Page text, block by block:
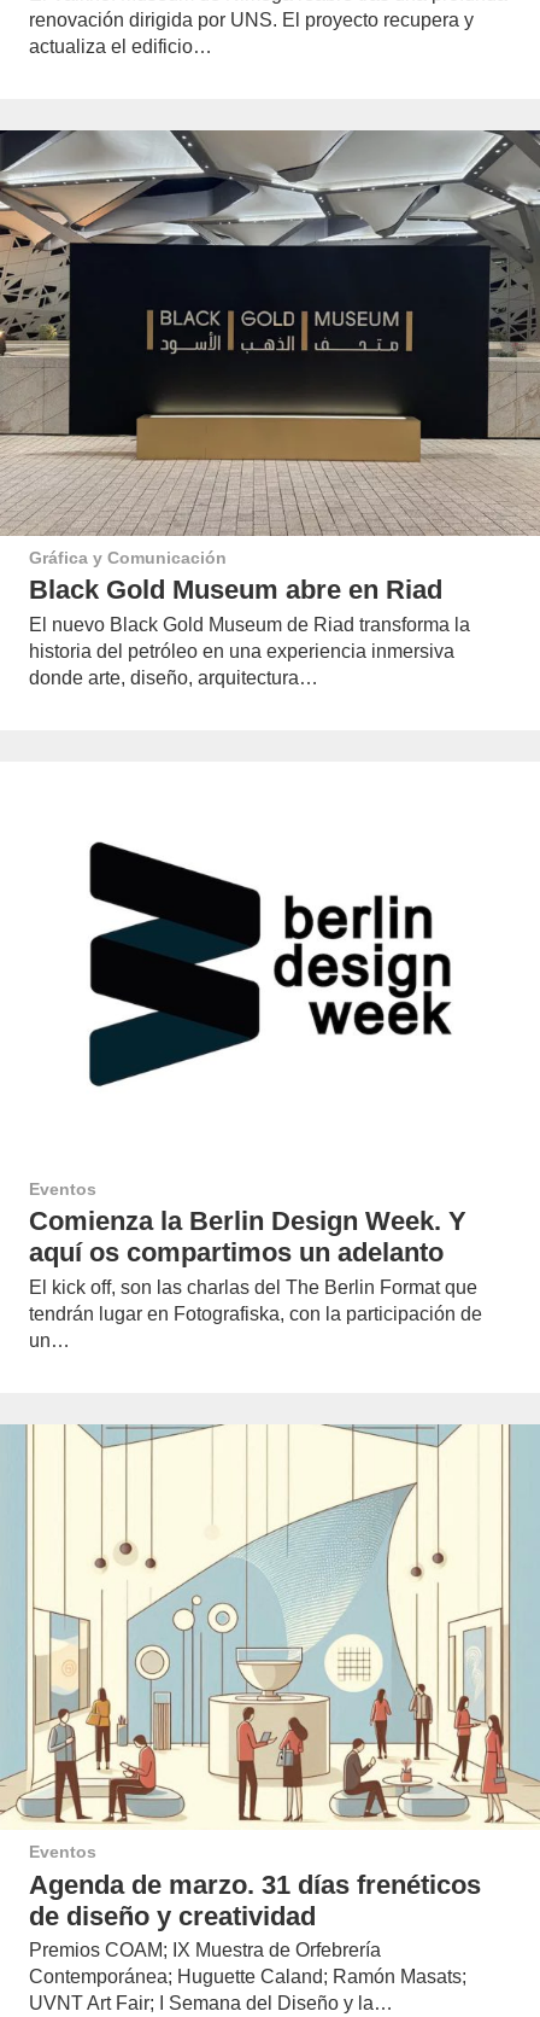
renovación dirigida por UNS. El proyecto recupera y
actualiza el edificio…
Gráfica y Comunicación
Black Gold Museum abre en Riad
El nuevo Black Gold Museum de Riad transforma la
historia del petróleo en una experiencia inmersiva
donde arte, diseño, arquitectura…
Eventos
Comienza la Berlin Design Week. Y
aquí os compartimos un adelanto
El kick off, son las charlas del The Berlin Format que
tendrán lugar en Fotografiska, con la participación de
un…
Eventos
Agenda de marzo. 31 días frenéticos
de diseño y creatividad
Premios COAM; IX Muestra de Orfebrería
Contemporánea; Huguette Caland; Ramón Masats;
UVNT Art Fair; I Semana del Diseño y la…